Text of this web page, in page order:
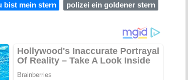
bist mein stern polizei ein goldener stern